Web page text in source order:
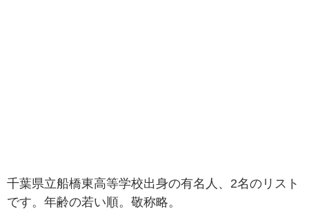
千葉県立船橋東高等学校出身の有名人、2名のリスト
です。年齢の若い順。敬称略。